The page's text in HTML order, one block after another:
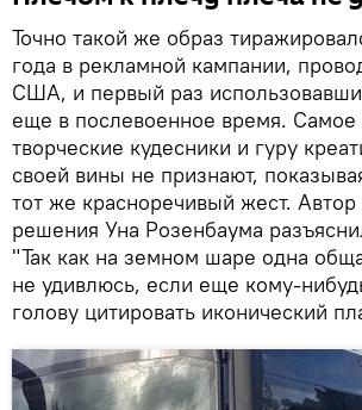
Точно такой же образ
года в рекламной кампании,
США, и первый раз
еще в послевоенное время. Самое
творческие кудесники и гуру
своей вины не признают,
тот же красноречивый жест. Автор
решения Уна Розенбаума
"Так как на земном шаре одна
не удивлюсь, если еще кому-
голову цитировать иконический